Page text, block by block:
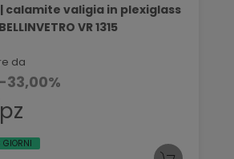
calamite valigia in plexiglass
VR 1315
da
-33,00%
GIORNI